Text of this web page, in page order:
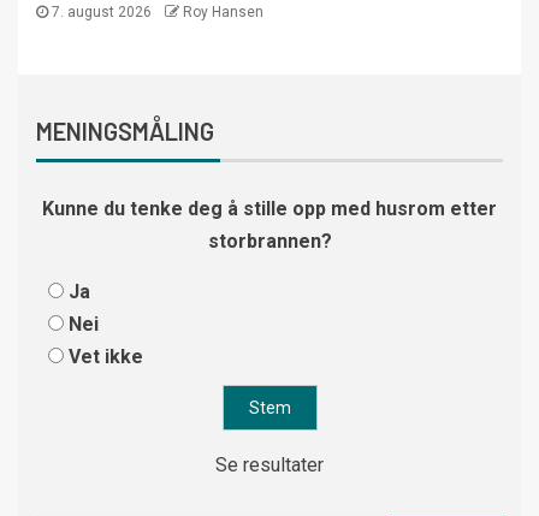
7. august 2026 Roy Hansen
MENINGSMÅLING
Kunne du tenke deg å stille opp med husrom etter
storbrannen?
Ja
Nei
Vet ikke
Se resultater